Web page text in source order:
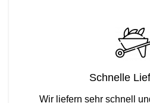
Schnelle
Wir liefern sehr schnell